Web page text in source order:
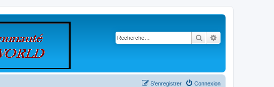
Rechercher
Connexion
S’enregistrer